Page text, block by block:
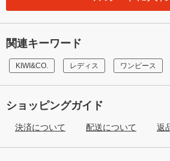
関連キーワード
KIWI&CO. レディス ワンピース
ショッピングガイド
決済について 配送について 返